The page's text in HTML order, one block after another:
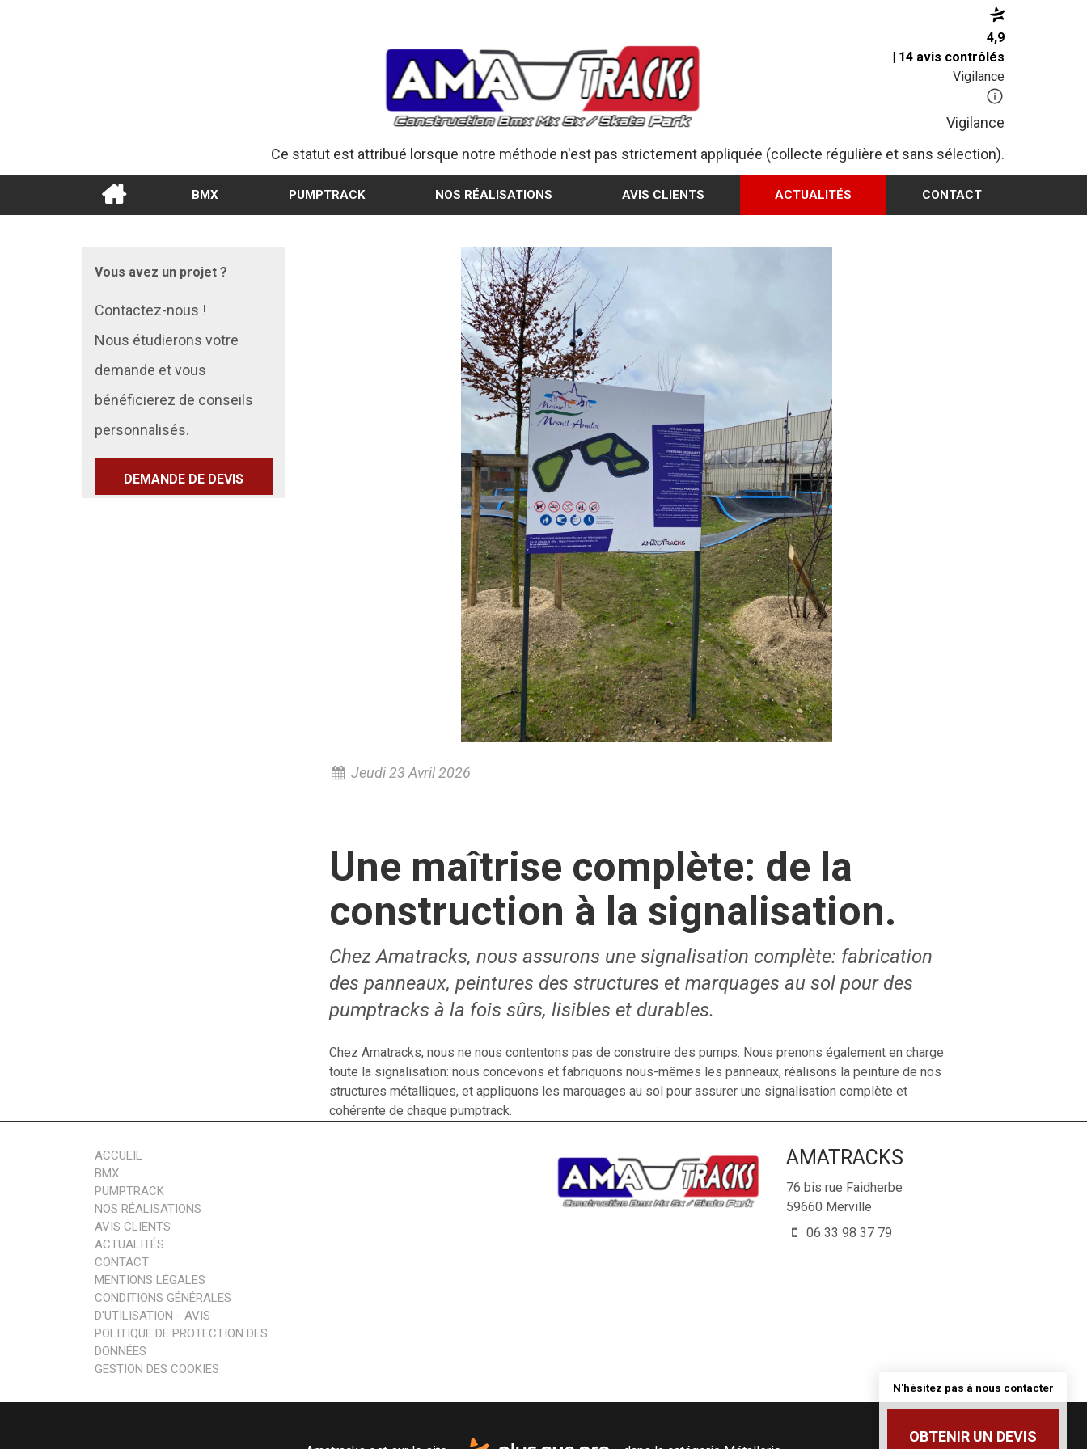
N'hésitez pas à nous contacter
OBTENIR UN DEVIS
4,9
| 14 avis contrôlés
Vigilance
Vigilance
Ce statut est attribué lorsque notre méthode n'est pas strictement appliquée (collecte régulière et sans sélection).
BMX PUMPTRACK NOS RÉALISATIONS AVIS CLIENTS ACTUALITÉS CONTACT
Vous avez un projet ?
Contactez-nous !
Nous étudierons votre
demande et vous
bénéficierez de conseils
personnalisés.
DEMANDE DE DEVIS
Jeudi 23 Avril 2026
Une maîtrise complète: de la
construction à la signalisation.
Chez Amatracks, nous assurons une signalisation complète: fabrication
des panneaux, peintures des structures et marquages au sol pour des
pumptracks à la fois sûrs, lisibles et durables.
Chez Amatracks, nous ne nous contentons pas de construire des pumps. Nous prenons également en charge
toute la signalisation: nous concevons et fabriquons nous-mêmes les panneaux, réalisons la peinture de nos
structures métalliques, et appliquons les marquages au sol pour assurer une signalisation complète et
cohérente de chaque pumptrack.
ACCUEIL
BMX
PUMPTRACK
NOS RÉALISATIONS
AVIS CLIENTS
ACTUALITÉS
CONTACT
MENTIONS LÉGALES
CONDITIONS GÉNÉRALES
D'UTILISATION - AVIS
POLITIQUE DE PROTECTION DES
DONNÉES
GESTION DES COOKIES
AMATRACKS
76 bis rue Faidherbe
59660 Merville
06 33 98 37 79